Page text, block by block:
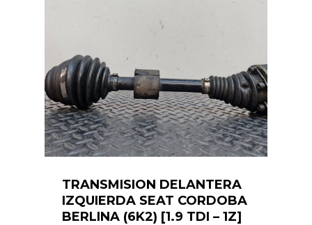
TRANSMISION DELANTERA
IZQUIERDA SEAT CORDOBA
BERLINA (6K2) [1.9 TDI – 1Z]